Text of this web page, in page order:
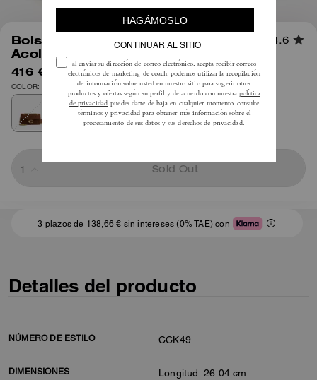
Bolso Bandolera Tabby 26 Con
Acolchado
4.6
416 € 595 €
COLOR: Latón/Marrón cálido
Sold Out
3 plazos de 138,66 € sin intereses (0% TAE) con
Detalles del producto
NÚMERO DE ESTILO CCK49
DIMENSIONES
Longitud: 26.04 cm